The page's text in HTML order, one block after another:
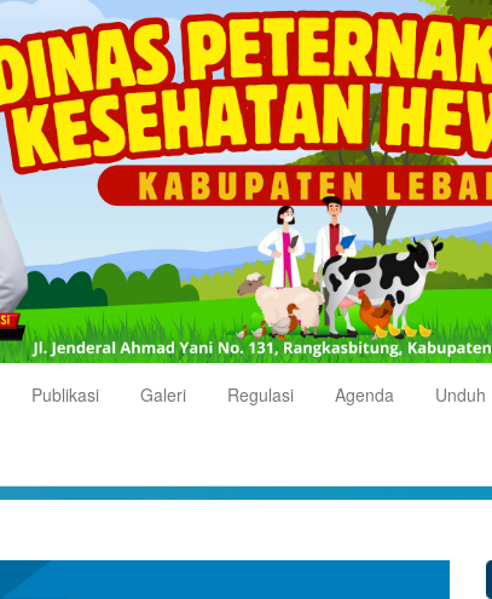
Publikasi Galeri Regulasi Agenda Unduh